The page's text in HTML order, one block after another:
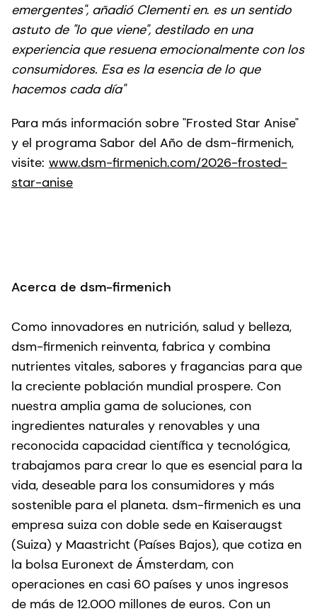
emergentes", añadió Clementi en. es un sentido
astuto de "lo que viene", destilado en una
experiencia que resuena emocionalmente con los
consumidores. Esa es la esencia de lo que
hacemos cada día"
Para más información sobre "Frosted Star Anise"
y el programa Sabor del Año de dsm-firmenich,
visite: www.dsm-firmenich.com/2026-frosted-
star-anise
Acerca de dsm-firmenich
Como innovadores en nutrición, salud y belleza,
dsm-firmenich reinventa, fabrica y combina
nutrientes vitales, sabores y fragancias para que
la creciente población mundial prospere. Con
nuestra amplia gama de soluciones, con
ingredientes naturales y renovables y una
reconocida capacidad científica y tecnológica,
trabajamos para crear lo que es esencial para la
vida, deseable para los consumidores y más
sostenible para el planeta. dsm-firmenich es una
empresa suiza con doble sede en Kaiseraugst
(Suiza) y Maastricht (Países Bajos), que cotiza en
la bolsa Euronext de Ámsterdam, con
operaciones en casi 60 países y unos ingresos
de más de 12.000 millones de euros. Con un